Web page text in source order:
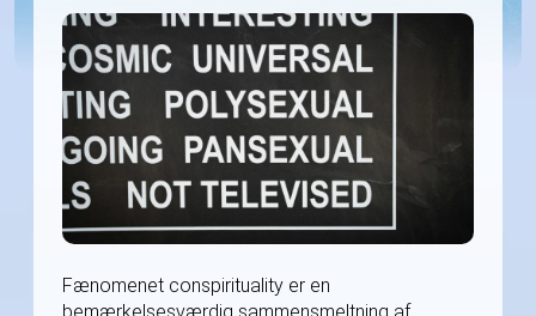
Fænomenet conspirituality er en